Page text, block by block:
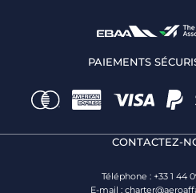
PAIEMENTS
CONTACTEZ-
Téléphone : +33 1 44
E-mail :